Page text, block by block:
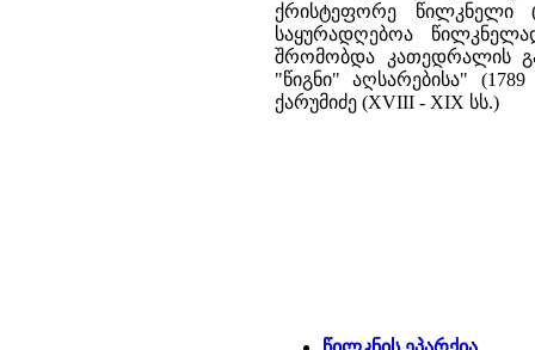
ქრისტეფორე
საყურადღებოა
შრომობდა კათედრალის
"წიგნი" აღსარებისა"
ქარუმიძე (XVIII - XIX სს.)